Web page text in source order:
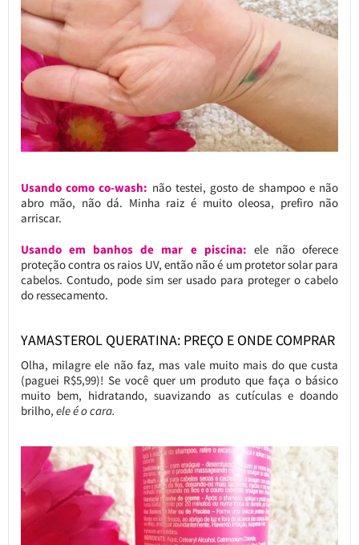
Usando como co-wash: não testei, gosto de shampoo e não
abro mão, não dá. Minha raiz é muito oleosa, prefiro não
arriscar.
Usando em banhos de mar e piscina: ele não oferece
proteção contra os raios UV, então não é um protetor solar para
cabelos. Contudo, pode sim ser usado para proteger o cabelo
do ressecamento.
YAMASTEROL QUERATINA: PREÇO E ONDE COMPRAR
Olha, milagre ele não faz, mas vale muito mais do que custa
(paguei R$5,99)! Se você quer um produto que faça o básico
muito bem, hidratando, suavizando as cutículas e doando
brilho, ele é o cara.